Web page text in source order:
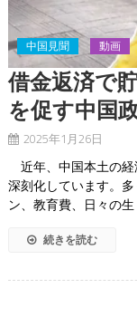
中国見聞 動画
借金返済で
を促す中国
2025年1月26日
近年、中国本土の
深刻化しています。
ン、教育費、日々の生
続きを読む